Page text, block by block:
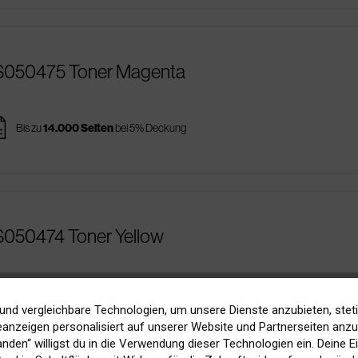
Toner Magenta
Bis zu14.000 Seitenbei 5% Deckung
Toner Yellow
vergleichbare Technologien, um unsere Dienste anzubieten,
personalisiert auf unserer Website und Partnerseiten
willigst du in die Verwendung dieser Technologien ein. Deine